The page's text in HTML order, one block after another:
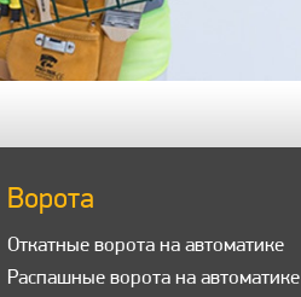
Ворота
Откатные ворота на автоматике
Распашные ворота на автоматике